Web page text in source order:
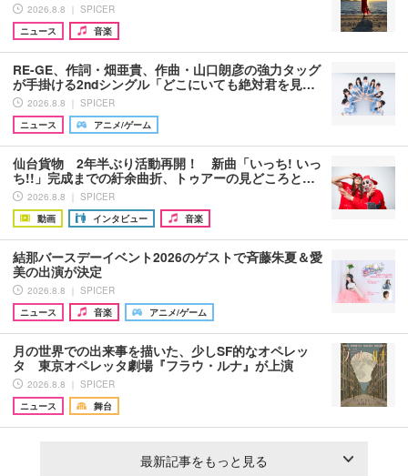
2026.8.8 ｜ SPICER
ニュース
音楽
RE-GE、作詞・畑亜貴、作曲・山口朗彦の強力タッグ
が手掛ける2ndシングル「どこにいても絶対君を見…
2026.8.8 ｜ SPICER
ニュース
アニメ/ゲーム
仙台貨物 2年半ぶり活動再開！ 新曲「いっち! いっ
ち!!」完成までの紆余曲折、トゥアーの見どころと…
2026.8.8 ｜ SPICER
動画
インタビュー 音楽
結那バースデーイベント2026のゲストで斉藤朱夏＆愛
美の出演が決定
2026.8.8 ｜ SPICER
ニュース
音楽 アニメ/ゲーム
月の世界での出来事を描いた、少しSF的なオペレッ
タ 東京オペレッタ劇場『フラウ・ルナ』が上演
2026.8.8 ｜ SPICER
ニュース
舞台
最新記事をもっと見る